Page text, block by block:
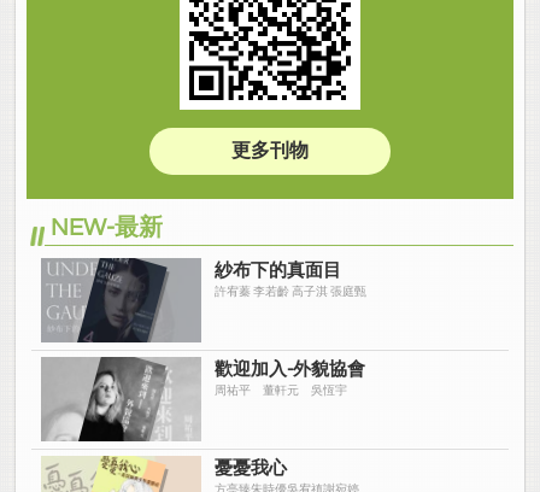
更多刊物
NEW-最新
紗布下的真面目
許宥蓁 李若齡 高子淇 張庭甄
歡迎加入-外貌協會
周祐平 董軒元 吳恆宇
憂憂我心